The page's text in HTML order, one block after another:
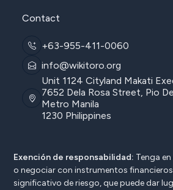
Contact
+63-955-411-0060
info@wikitoro.org
Unit 1124 Cityland Makati
7652 Dela Rosa Street, Pio
Metro Manila
1230 Philippines
Exención de responsabilidad: Tenga
o negociar con instrumentos
significativo de riesgo, que puede dar